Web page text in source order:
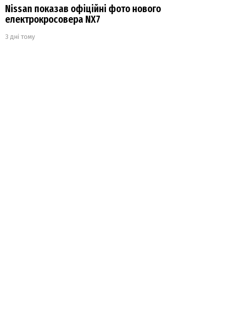
Nissan показав офіційні фото нового
електрокросовера NX7
3 дні тому